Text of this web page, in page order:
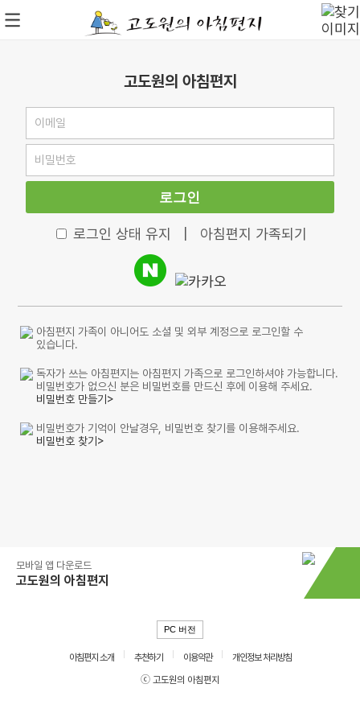
고도원의 아침편지
로그인
로그인 상태 유지 아침편지 가족되기
아침편지 가족이 아니어도 소셜 및 외부 계정으로 로그인할 수
있습니다.
독자가 쓰는 아침편지는 아침편지 가족으로 로그인하셔야 가능합니다.
비밀번호가 없으신 분은 비밀번호를 만드신 후에 이용해 주세요.
비밀번호 만들기>
비밀번호가 기억이 안날경우, 비밀번호 찾기를 이용해주세요.
비밀번호 찾기>
모바일 앱 다운로드
고도원의 아침편지
PC 버전
아침편지 소개 추천하기 이용약관
개인정보 처리방침
ⓒ 고도원의 아침편지